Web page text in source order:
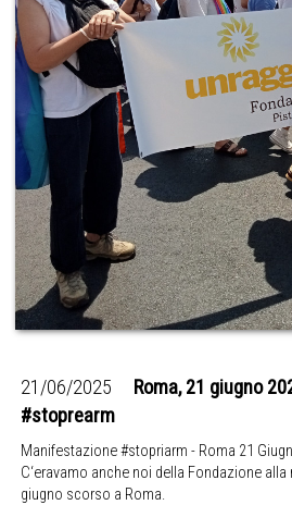
21/06/2025
Roma, 21 giugno
#stoprearm
Manifestazione #stopriarm - Roma 21
C‘eravamo anche noi della Fondazione
giugno scorso a Roma.